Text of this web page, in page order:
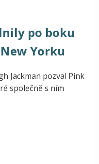
po boku
Yorku
Jackman pozval Pink
společně s ním